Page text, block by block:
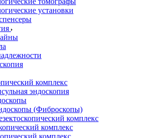
установки
комплекс
эндоскопия
(Фиброcкопы)
комплекс
комплекс
комплекс